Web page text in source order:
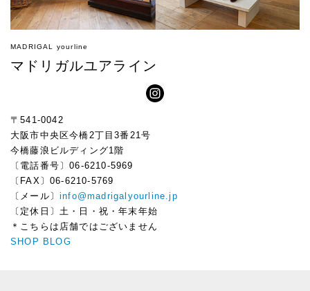
MADRIGAL yourline
マドリガルユアライン
〒541-0042
大阪市中央区今橋2丁目3番21号
今橋藤浪ビルディング1階
〔電話番号〕06-6210-5969
〔FAX〕06-6210-5769
〔メール〕 info@madrigalyourline.jp
〔定休日〕土・日・祝・年末年始
＊こちらは店舗ではございません
SHOP BLOG